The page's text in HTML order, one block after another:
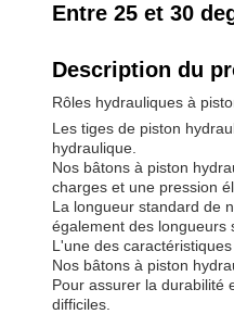
Entre 25 et 30
Description du
Rôles hydrauliques à
Les tiges de piston
hydraulique.
Nos bâtons à piston
charges et une pression
La longueur standard de
également des longueurs
L'une des
Nos bâtons à piston
Pour assurer la durabilité
difficiles.